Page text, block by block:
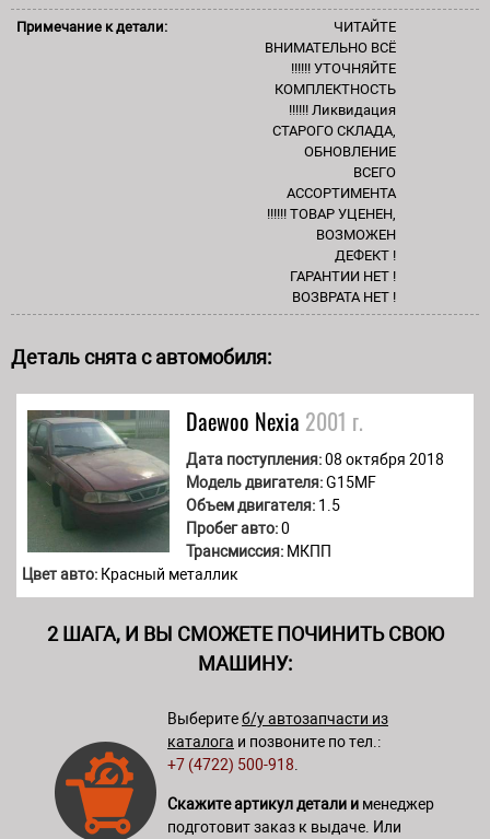
Примечание к детали:
ЧИТАЙТЕ
ВНИМАТЕЛЬНО ВСЁ
!!!!!! УТОЧНЯЙТЕ
КОМПЛЕКТНОСТЬ
!!!!!! Ликвидация
СТАРОГО СКЛАДА,
ОБНОВЛЕНИЕ
ВСЕГО
АССОРТИМЕНТА
!!!!!! ТОВАР УЦЕНЕН,
ВОЗМОЖЕН
ДЕФЕКТ !
ГАРАНТИИ НЕТ !
ВОЗВРАТА НЕТ !
Деталь снята с автомобиля:
Daewoo Nexia 2001 г.
Дата поступления:08 октября 2018
Модель двигателя:G15MF
Объем двигателя: 1.5
Пробег авто:0
Трансмиссия: МКПП
Цвет авто: Красный металлик
2 ШАГА, И ВЫ СМОЖЕТЕ ПОЧИНИТЬ СВОЮ
МАШИНУ:
Выберитеб/у автозапчасти из
каталога и позвоните по тел.:
+7 (4722) 500-918
Скажите артикул детали и менеджер
подготовит заказ к выдаче. Или